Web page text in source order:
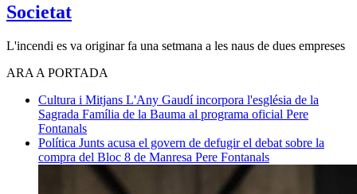
Societat
L'incendi es va originar fa una setmana a les naus de dues empreses
ARA A PORTADA
Cultura i Mitjans L'Any Gaudí incorpora l'església de la
Sagrada Família de la Bauma al programa oficial Pere
Fontanals
Política Junts acusa el govern de defugir el debat sobre la
compra del Bloc 8 de Manresa Pere Fontanals